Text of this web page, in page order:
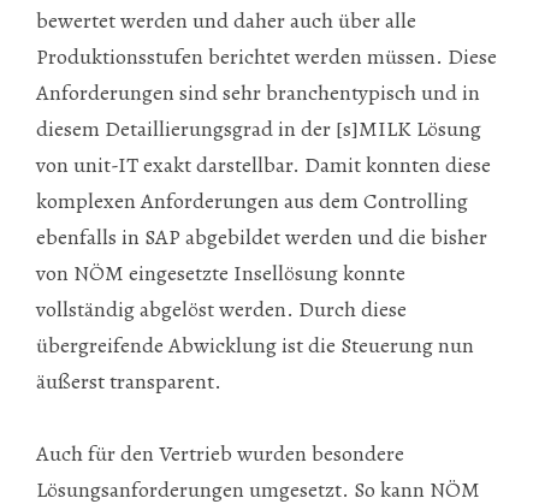
bewertet werden und daher auch über alle
Produktionsstufen berichtet werden müssen. Diese
Anforderungen sind sehr branchentypisch und in
diesem Detaillierungsgrad in der [s]MILK Lösung
von unit-IT exakt darstellbar. Damit konnten diese
komplexen Anforderungen aus dem Controlling
ebenfalls in SAP abgebildet werden und die bisher
von NÖM eingesetzte Insellösung konnte
vollständig abgelöst werden. Durch diese
übergreifende Abwicklung ist die Steuerung nun
äußerst transparent.
Auch für den Vertrieb wurden besondere
Lösungsanforderungen umgesetzt. So kann NÖM